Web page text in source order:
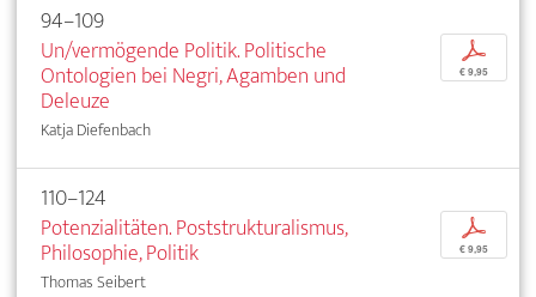
94–109
Un/vermögende Politik. Politische
Ontologien bei Negri, Agamben und
Deleuze
Katja Diefenbach
p
€ 9,95
110–124
Potenzialitäten. Poststrukturalismus,
Philosophie, Politik
Thomas Seibert
p
€ 9,95